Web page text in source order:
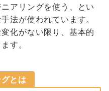
アリングを使う、とい
法が使われています。
化がない限り、基本的
す。
とは